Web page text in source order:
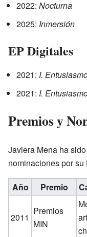
2022: Nocturna
2025: Inmersión
EP Digitales
2021: I.
2021: I.
Premios y
Javiera Mena ha
nominaciones por su
Año Premio
2011
Premios
MIN